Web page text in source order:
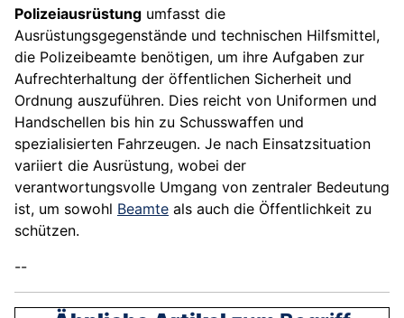
Polizeiausrüstung umfasst die
Ausrüstungsgegenstände und technischen Hilfsmittel,
die Polizeibeamte benötigen, um ihre Aufgaben zur
Aufrechterhaltung der öffentlichen Sicherheit und
Ordnung auszuführen. Dies reicht von Uniformen und
Handschellen bis hin zu Schusswaffen und
spezialisierten Fahrzeugen. Je nach Einsatzsituation
variiert die Ausrüstung, wobei der
verantwortungsvolle Umgang von zentraler Bedeutung
ist, um sowohl Beamte als auch die Öffentlichkeit zu
schützen.
--